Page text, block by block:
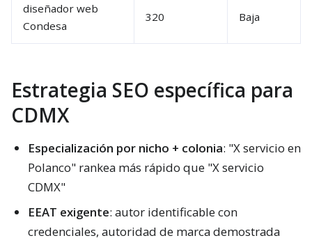
diseñador web
Condesa
320 Baja
Estrategia SEO específica para
CDMX
Especialización por nicho + colonia: "X servicio en
Polanco" rankea más rápido que "X servicio
CDMX"
EEAT exigente: autor identificable con
credenciales, autoridad de marca demostrada